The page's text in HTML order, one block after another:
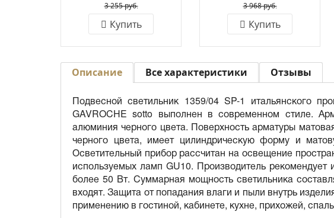
3 255 руб.
Купить
3 968 руб.
Купить
Описание
Подвесной светильник 1359/04 SP-1 итальянского
GAVROCHE sotto выполнен в современном стиле.
алюминия черного цвета. Поверхность арматуры
черного цвета, имеет цилиндрическую форму и
Осветительный прибор рассчитан на освещение
используемых ламп GU10. Производитель
более 50 Вт. Суммарная мощность светильника
входят. Защита от попадания влаги и пыли внутрь
применению в гостиной, кабинете, кухне, прихожей,
Все характеристики Отзывы